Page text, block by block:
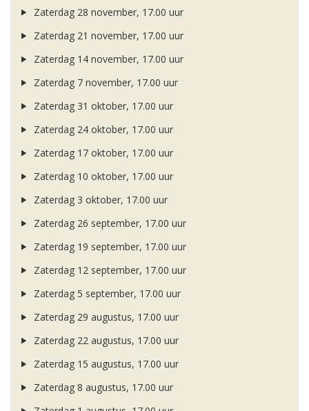
Zaterdag 28 november, 17.00 uur
Zaterdag 21 november, 17.00 uur
Zaterdag 14 november, 17.00 uur
Zaterdag 7 november, 17.00 uur
Zaterdag 31 oktober, 17.00 uur
Zaterdag 24 oktober, 17.00 uur
Zaterdag 17 oktober, 17.00 uur
Zaterdag 10 oktober, 17.00 uur
Zaterdag 3 oktober, 17.00 uur
Zaterdag 26 september, 17.00 uur
Zaterdag 19 september, 17.00 uur
Zaterdag 12 september, 17.00 uur
Zaterdag 5 september, 17.00 uur
Zaterdag 29 augustus, 17.00 uur
Zaterdag 22 augustus, 17.00 uur
Zaterdag 15 augustus, 17.00 uur
Zaterdag 8 augustus, 17.00 uur